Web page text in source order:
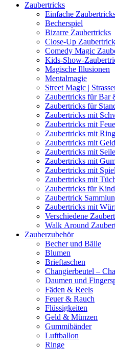
Zaubertricks
Einfache
Becherspiel
Bizarre Zaubertricks
Close-Up
Comedy Magic
Kids-Show-
Magische Illusionen
Mentalmagie
Street Magic |
Zaubertricks für Bar
Zaubertricks für
Zaubertricks mit
Zaubertricks mit
Zaubertricks mit
Zaubertricks mit Geld
Zaubertricks mit
Zaubertricks mit
Zaubertricks mit
Zaubertricks mit
Zaubertricks für
Zaubertrick
Zaubertricks mit
Verschiedene
Walk Around
Zauberzubehör
Becher und Bälle
Blumen
Brieftaschen
Changierbeutel –
Daumen und
Fäden & Reels
Feuer & Rauch
Flüssigkeiten
Geld & Münzen
Gummibänder
Luftballon
Ringe